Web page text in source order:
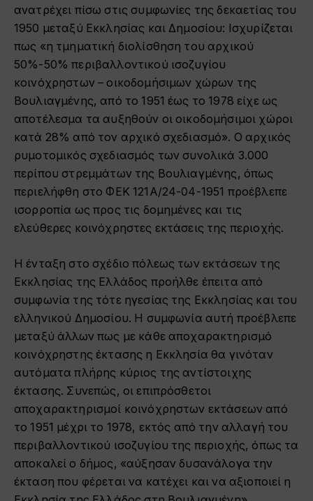
ανατρέχει πίσω στις συμφωνίες της δεκαετίας του
1950 μεταξύ Εκκλησίας και Δημοσίου: Ισχυρίζεται
πως «η τμηματική διολίσθηση του αρχικού
50%-50% περιβαλλοντικού ισοζυγίου
κοινόχρηστων – οικοδομήσιμων χώρων της
Βουλιαγμένης, από το 1951 έως το 1978 είχε ως
αποτέλεσμα τα αυξηθούν οι οικοδομήσιμοι χώροι
κατά 28% από τον αρχικό σχεδιασμό». Ο αρχικός
ρυμοτομικός σχεδιασμός των συνολικά 3.000
περίπου στρεμμάτων της Βουλιαγμένης, όπως
περιελήφθη στο ΦΕΚ 121Α/24-04-1951 προέβλεπε
ισορροπία ως προς τις δομημένες και τις
ελεύθερες κοινόχρηστες εκτάσεις της περιοχής.
Η ένταξη στο σχέδιο πόλεως των εκτάσεων της
Εκκλησίας της Ελλάδος προήλθε έπειτα από
συμφωνία της τότε ηγεσίας της Εκκλησίας και του
ελληνικού Δημοσίου. Η συμφωνία αυτή προέβλεπε
μεταξύ άλλων πως με κάθε αποχαρακτηρισμό
κοινόχρηστης έκτασης η Εκκλησία θα γινόταν
αυτόματα πλήρης κύριος της αντίστοιχης
έκτασης. Συνεπώς, οι επιπρόσθετοι
αποχαρακτηρισμοί κοινόχρηστων εκτάσεων από
το 1951 μέχρι το 1978, εκτός από την αλλαγή του
περιβαλλοντικού ισοζυγίου της περιοχής, όπως τα
αποκαλεί ο δήμος, «αύξησαν δυσανάλογα την
έκταση που φέρεται να κατέχει και να αξιοποιεί η